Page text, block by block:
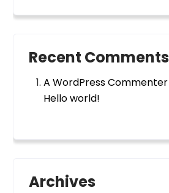
Recent Comments
A WordPress Commenter
Hello world!
Archives